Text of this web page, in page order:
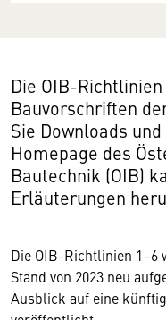
Die OIB-
Bauvorschriften
Sie Downloads
Homepage des
Bautechnik (OIB)
Erläuterungen
Die OIB-Richtlinien 1–6
Stand von 2023 neu
Ausblick auf eine